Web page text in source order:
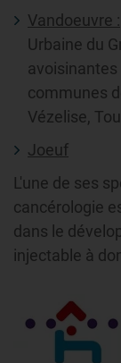
Vandoeuvre :
Urbaine du
communes
Vézelise,
Joeuf
L'une de ses
cancérologie
dans le
injectable à